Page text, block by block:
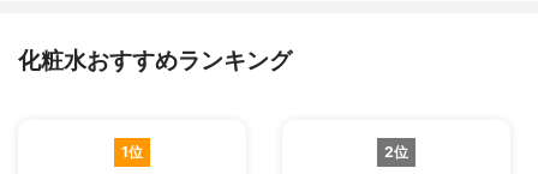
化粧水おすすめランキング
1位 2位